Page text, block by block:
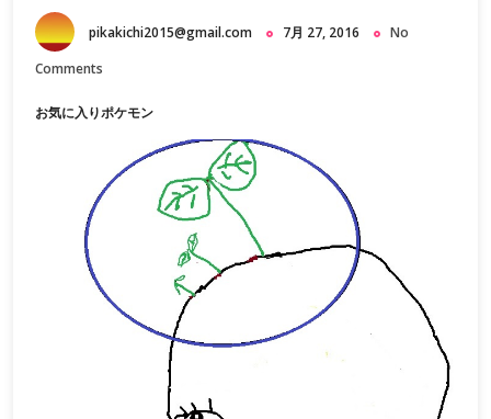
pikakichi2015@gmail.com 7月 27, 2016
No
Comments
お気に入りポケモン